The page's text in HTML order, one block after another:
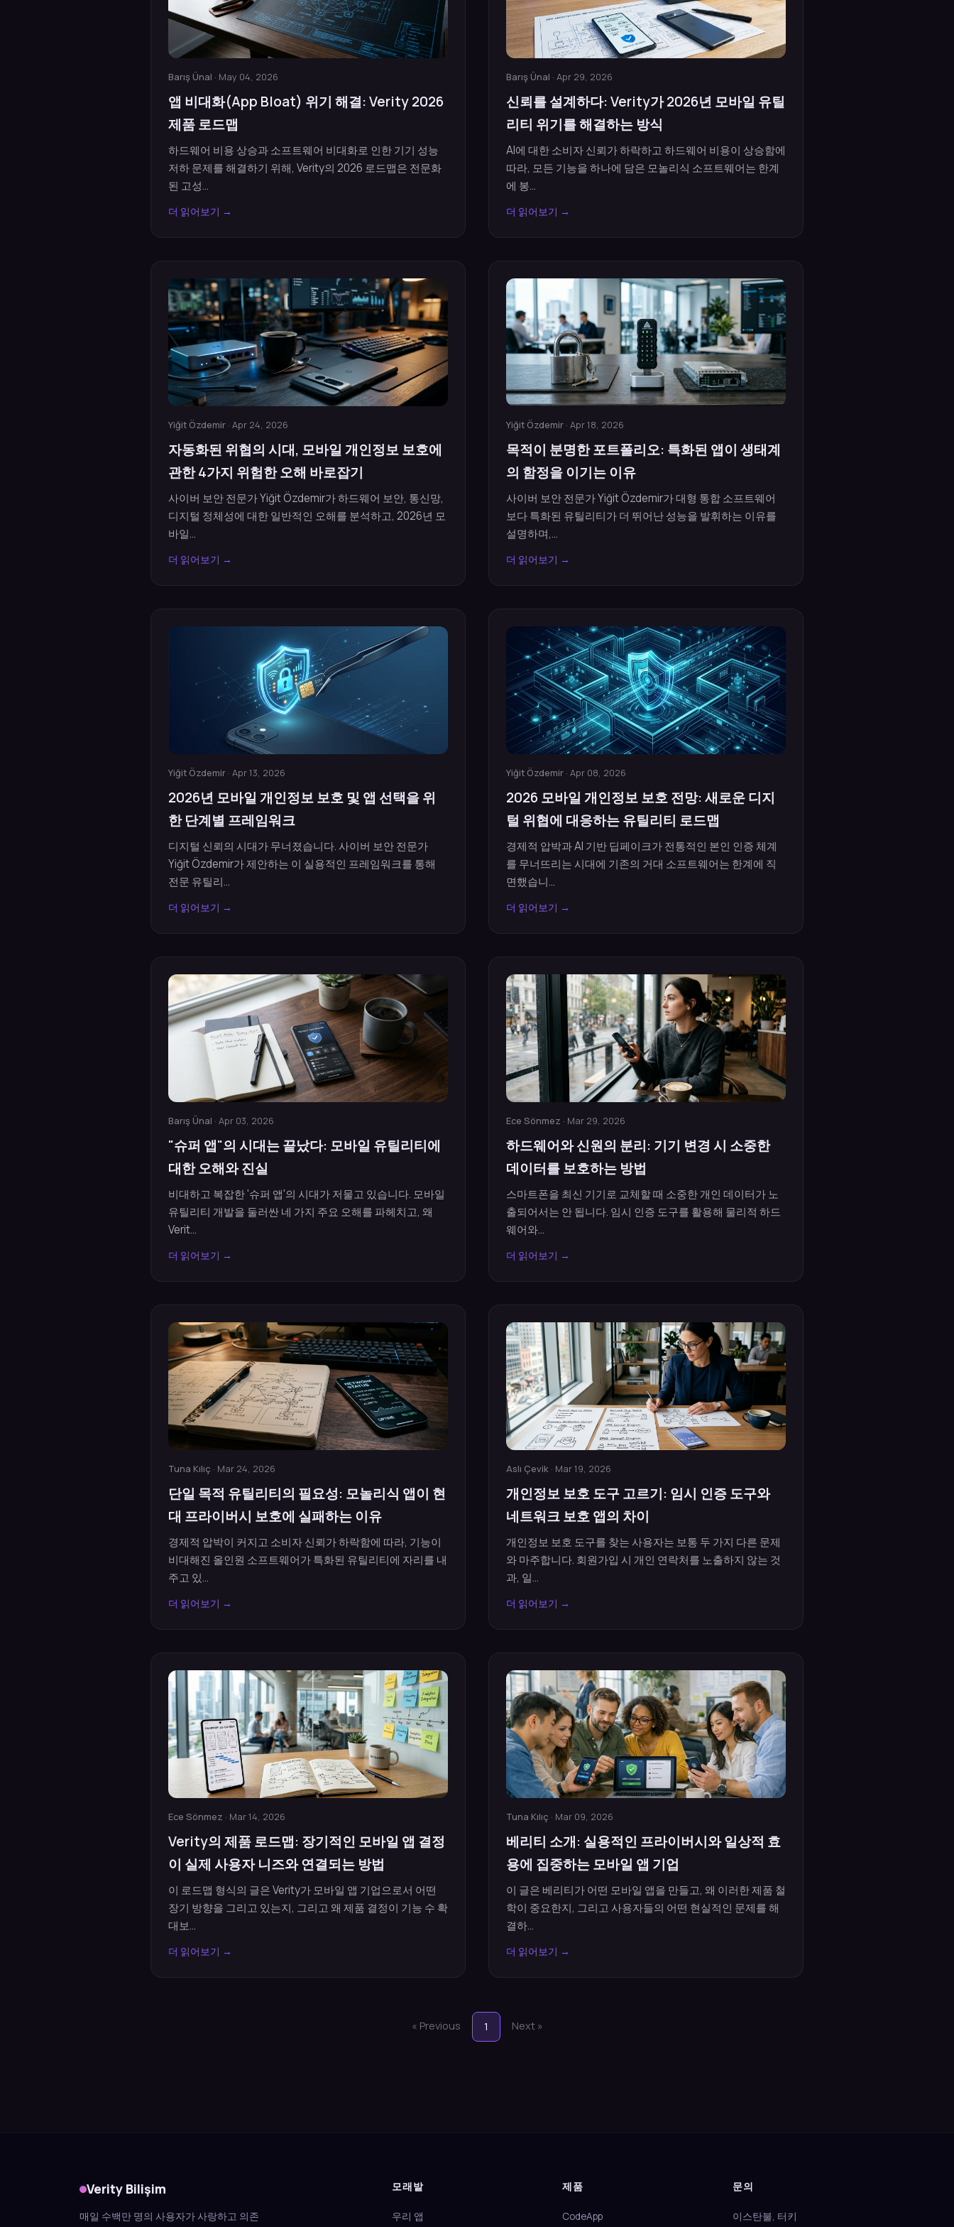
Barış Ünal · May 04, 2026
앱 비대화(App Bloat) 위기 해결: Verity 2026
제품 로드맵
하드웨어 비용 상승과 소프트웨어 비대화로 인한 기기 성능
저하 문제를 해결하기 위해, Verity의 2026 로드맵은 전문화
된 고성...
더 읽어보기 →
Barış Ünal · Apr 29, 2026
신뢰를 설계하다: Verity가 2026년 모바일 유틸
리티 위기를 해결하는 방식
AI에 대한 소비자 신뢰가 하락하고 하드웨어 비용이 상승함에
따라, 모든 기능을 하나에 담은 모놀리식 소프트웨어는 한계
에 봉...
더 읽어보기 →
Yiğit Özdemir · Apr 24, 2026
자동화된 위협의 시대, 모바일 개인정보 보호에
관한 4가지 위험한 오해 바로잡기
사이버 보안 전문가 Yiğit Özdemir가 하드웨어 보안, 통신망,
디지털 정체성에 대한 일반적인 오해를 분석하고, 2026년 모
바일...
더 읽어보기 →
Yiğit Özdemir · Apr 18, 2026
목적이 분명한 포트폴리오: 특화된 앱이 생태계
의 함정을 이기는 이유
사이버 보안 전문가 Yiğit Özdemir가 대형 통합 소프트웨어
보다 특화된 유틸리티가 더 뛰어난 성능을 발휘하는 이유를
설명하며,...
더 읽어보기 →
Yiğit Özdemir · Apr 13, 2026
2026년 모바일 개인정보 보호 및 앱 선택을 위
한 단계별 프레임워크
디지털 신뢰의 시대가 무너졌습니다. 사이버 보안 전문가
Yiğit Özdemir가 제안하는 이 실용적인 프레임워크를 통해
전문 유틸리...
더 읽어보기 →
Yiğit Özdemir · Apr 08, 2026
2026 모바일 개인정보 보호 전망: 새로운 디지
털 위협에 대응하는 유틸리티 로드맵
경제적 압박과 AI 기반 딥페이크가 전통적인 본인 인증 체계
를 무너뜨리는 시대에 기존의 거대 소프트웨어는 한계에 직
면했습니...
더 읽어보기 →
Barış Ünal · Apr 03, 2026
"슈퍼 앱"의 시대는 끝났다: 모바일 유틸리티에
대한 오해와 진실
비대하고 복잡한 '슈퍼 앱'의 시대가 저물고 있습니다. 모바일
유틸리티 개발을 둘러싼 네 가지 주요 오해를 파헤치고, 왜
Verit...
더 읽어보기 →
Ece Sönmez · Mar 29, 2026
하드웨어와 신원의 분리: 기기 변경 시 소중한
데이터를 보호하는 방법
스마트폰을 최신 기기로 교체할 때 소중한 개인 데이터가 노
출되어서는 안 됩니다. 임시 인증 도구를 활용해 물리적 하드
웨어와...
더 읽어보기 →
Tuna Kılıç · Mar 24, 2026
단일 목적 유틸리티의 필요성: 모놀리식 앱이 현
대 프라이버시 보호에 실패하는 이유
경제적 압박이 커지고 소비자 신뢰가 하락함에 따라, 기능이
비대해진 올인원 소프트웨어가 특화된 유틸리티에 자리를 내
주고 있...
더 읽어보기 →
Aslı Çevik · Mar 19, 2026
개인정보 보호 도구 고르기: 임시 인증 도구와
네트워크 보호 앱의 차이
개인정보 보호 도구를 찾는 사용자는 보통 두 가지 다른 문제
와 마주합니다. 회원가입 시 개인 연락처를 노출하지 않는 것
과, 일...
더 읽어보기 →
Ece Sönmez · Mar 14, 2026
Verity의 제품 로드맵: 장기적인 모바일 앱 결정
이 실제 사용자 니즈와 연결되는 방법
이 로드맵 형식의 글은 Verity가 모바일 앱 기업으로서 어떤
장기 방향을 그리고 있는지, 그리고 왜 제품 결정이 기능 수 확
대보...
더 읽어보기 →
Tuna Kılıç · Mar 09, 2026
베리티 소개: 실용적인 프라이버시와 일상적 효
용에 집중하는 모바일 앱 기업
이 글은 베리티가 어떤 모바일 앱을 만들고, 왜 이러한 제품 철
학이 중요한지, 그리고 사용자들의 어떤 현실적인 문제를 해
결하...
더 읽어보기 →
« Previous 1 Next »
Verity Bilişim
매일 수백만 명의 사용자가 사랑하고 의존
모래밭
우리 앱
제품
CodeApp
문의
이스탄불, 터키